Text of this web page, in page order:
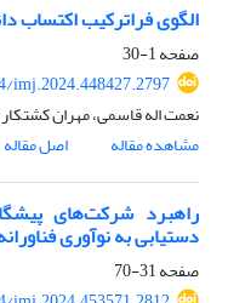
الگوی فراترکیب اکتساب
صفحه1-30
imj.2024.448427.2797
نعمت اله قاسمی، مهران
مشاهده مقاله
اصل مقاله
راهبرد شرکت‌های
دستیابی به نوآوری
صفحه31-70